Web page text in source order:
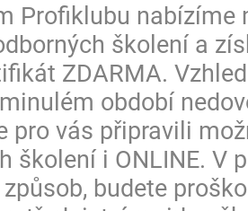
Profiklubu nabízíme
školení a
ZDARMA.
období
pro vás připravili
školení i ONLINE. V
budete